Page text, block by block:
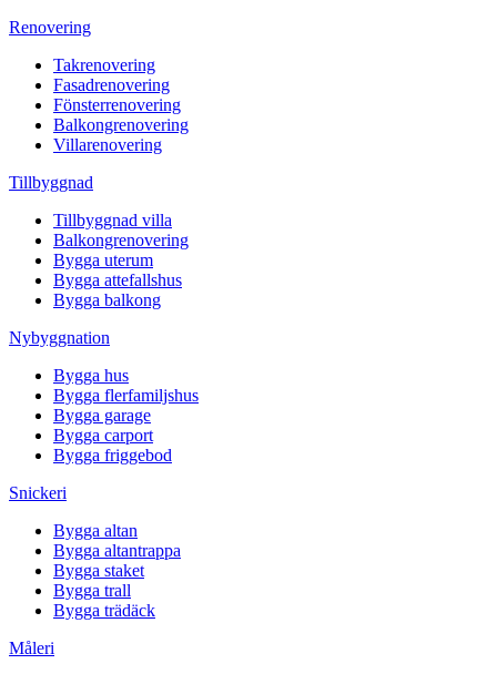
Renovering
Takrenovering
Fasadrenovering
Fönsterrenovering
Balkongrenovering
Villarenovering
Tillbyggnad
Tillbyggnad villa
Balkongrenovering
Bygga uterum
Bygga attefallshus
Bygga balkong
Nybyggnation
Bygga hus
Bygga flerfamiljshus
Bygga garage
Bygga carport
Bygga friggebod
Snickeri
Bygga altan
Bygga altantrappa
Bygga staket
Bygga trall
Bygga trädäck
Måleri